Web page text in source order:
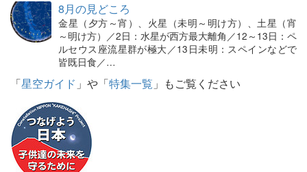
8月の見どころ
金星（夕方～宵）、火星（未明～明け方）、土星（宵
～明け方）／2日：水星が西方最大離角／12～13日：ペ
ルセウス座流星群が極大／13日未明：スペインなどで
皆既日食／…
「星空ガイド 」や「特集一覧 」もご覧ください